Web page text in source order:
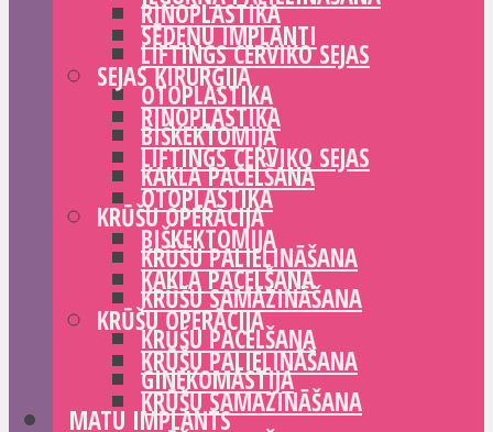
RINOPLASTIKA
LIFTINGS CERVIKO SEJAS
OTOPLASTIKA
BIŠKEKTOMIJA
KAKLA PACELŠANA
KRŪŠU OPERĀCIJA
KRŪŠU PALIELINĀŠANA
KRŪŠU SAMAZINĀŠANA
KRŪŠU PACELŠANA
GINEKOMASTIJA
MATU IMPLANTS
SĒDEŅU IMPLANTI
SEJAS ĶIRURĢIJA
RINOPLASTIKA
LIFTINGS CERVIKO SEJAS
OTOPLASTIKA
BIŠKEKTOMIJA
KAKLA PACELŠANA
KRŪŠU OPERĀCIJA
KRŪŠU PALIELINĀŠANA
KRŪŠU SAMAZINĀŠANA